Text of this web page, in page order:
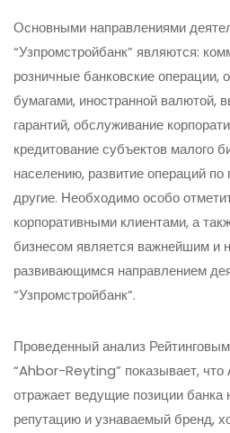
Основными направлениями
“Узпромстройбанк” являются:
розничные банковские операции,
бумагами, иностранной валютой,
гарантий, обслуживание
кредитование субъектов малого
населению, развитие операций
другие. Необходимо особо
корпоративными клиентами, а
бизнесом является важнейшим и
развивающимся направлением
“Узпромстройбанк”.
Проведенный анализ
“Ahbor-Reyting” показывает, что
отражает ведущие позиции
репутацию и узнаваемый бренд,